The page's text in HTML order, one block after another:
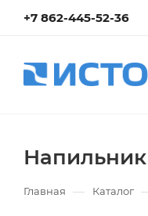
+7 862-445-52-36
Главная — Каталог